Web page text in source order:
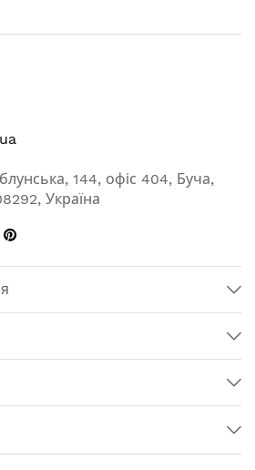
144, офіс 404, Буча,
Україна